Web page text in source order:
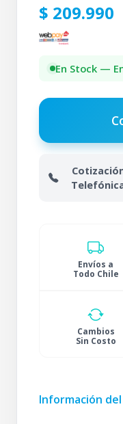
$ 209.990
En Stock —
Envíos a
Todo Chile
Cambios
Sin Costo
Información